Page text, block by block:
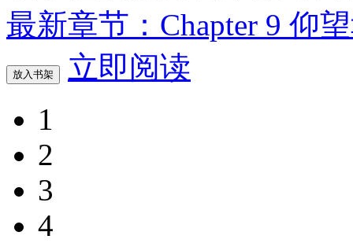
最新章节：Chapter 9 仰
放入书架
立即阅读
1
2
3
4